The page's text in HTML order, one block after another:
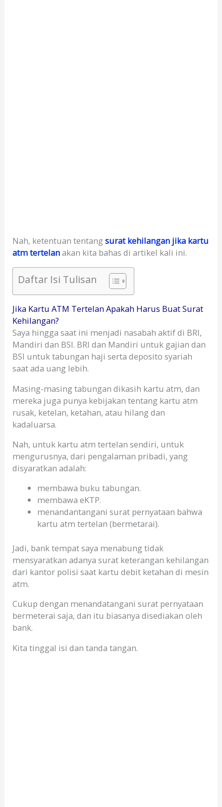
Nah, ketentuan tentangsurat kehilangan jika kartu
atm tertelanakan kita bahas di artikel kali ini.
Daftar Isi Tulisan
Jika Kartu ATM Tertelan Apakah Harus Buat Surat
Kehilangan?
Saya hingga saat ini menjadi nasabah aktif di BRI,
Mandiri dan BSI. BRI dan Mandiri untuk gajian dan
BSI untuk tabungan haji serta deposito syariah
saat ada uang lebih.
Masing-masing tabungan dikasih kartu atm, dan
mereka juga punya kebijakan tentang kartu atm
rusak, ketelan, ketahan, atau hilang dan
kadaluarsa.
Nah, untuk kartu atm tertelan sendiri, untuk
mengurusnya, dari pengalaman pribadi, yang
disyaratkan adalah:
membawa buku tabungan.
membawa eKTP.
menandantangani surat pernyataan bahwa
kartu atm tertelan (bermetarai).
Jadi, bank tempat saya menabung tidak
mensyaratkan adanya surat keterangan kehilangan
dari kantor polisi saat kartu debit ketahan di mesin
atm.
Cukup dengan menandatangani surat pernyataan
bermeterai saja, dan itu biasanya disediakan oleh
bank.
Kita tinggal isi dan tanda tangan.